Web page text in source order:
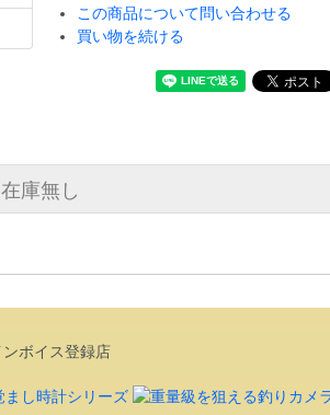
この商品について問い合わせる
買い物を続ける
在庫無し